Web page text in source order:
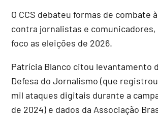
O CCS debateu formas de combate
contra jornalistas e
foco as eleições de 2026.
Patrícia Blanco citou levantamento
Defesa do Jornalismo (que
mil ataques digitais durante a
de 2024) e dados da Associação